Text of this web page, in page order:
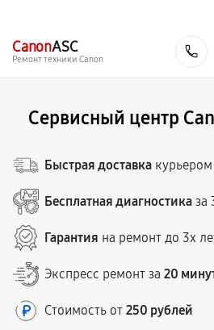
CanonASC
Ремонт техники Canon
Сервисный центр
Быстрая доставка курьером
Бесплатная диагностика за
Гарантия на ремонт до 3х
Экспресс ремонт за 20
Стоимость от 250 рублей